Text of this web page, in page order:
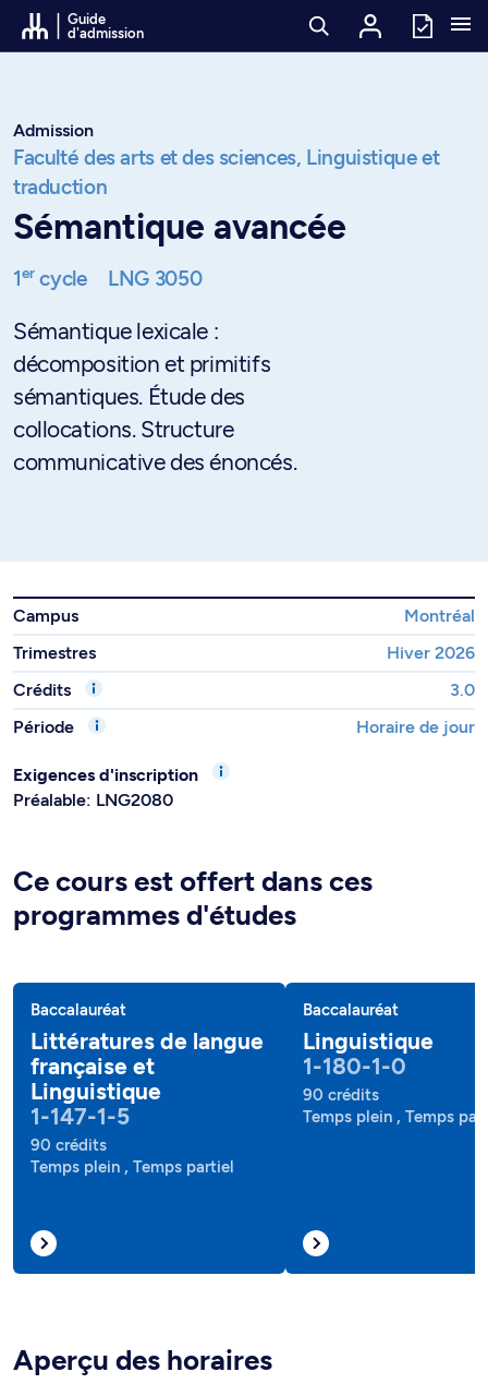
Passer au contenu
Guide
d'admission
Admission
Faculté des arts et des sciences, Linguistique et
traduction
Sémantique avancée
1ercycle LNG 3050
Sémantique lexicale :
décomposition et primitifs
sémantiques. Étude des
collocations. Structure
communicative des énoncés.
Campus
Montréal
Trimestres
Hiver 2026
Crédits
3.0
Période
Horaire de jour
Exigences d'inscription
Préalable: LNG2080
Ce cours est offert dans ces
programmes d'études
Baccalauréat
Littératures de langue
française et
Linguistique
1-147-1-5
90 crédits
Temps plein , Temps partiel
Baccalauréat
Linguistique
1-180-1-0
90 crédits
Temps plein , Temps
Aperçu des horaires